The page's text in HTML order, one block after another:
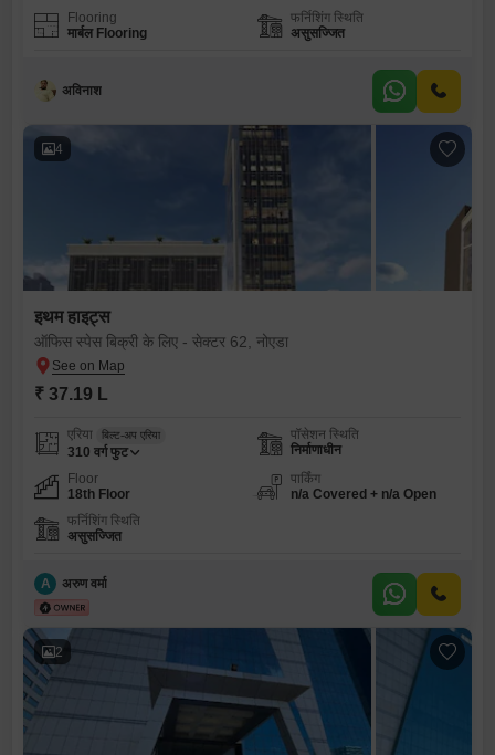
Flooring
मार्बल Flooring
फर्निशिंग स्थिति
असुसज्जित
अविनाश
4
इथम हाइट्स
ऑफिस स्पेस बिक्री के लिए - सेक्टर 62, नोएडा
₹ 37.19 L
एरिया बिल्ट-अप एरिया
310 वर्ग फुट
पॉसेशन स्थिति
निर्माणाधीन
Floor
18th Floor
पार्किंग
n/a Covered + n/a Open
फर्निशिंग स्थिति
असुसज्जित
A अरुण वर्मा
2